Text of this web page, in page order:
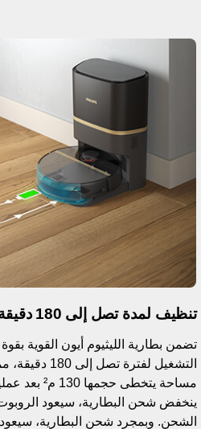
لمدة تصل إلى 180 دقيقة بعد عملية شحن واحدة
التشغيل لفترة
مساحة يتخطى
شحن البطارية، سيعود الروبوت
وبمجرد شحن البطارية، سيعود